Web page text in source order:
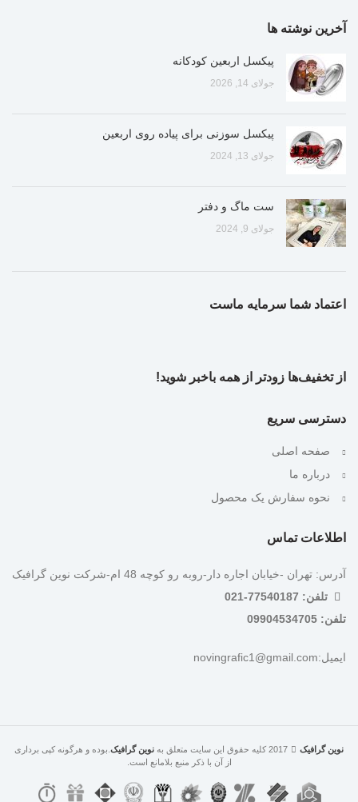
آخرین نوشته ها
پیکسل اربعین کودکانه
جولای 14, 2026
پیکسل سوزنی برای پیاده روی اربعین
جولای 13, 2024
ست ماگ و دفتر
جولای 9, 2024
اعتماد شما سرمایه ماست
از تخفیف‌ها زودتر از همه باخبر شوید!
دسترسی سریع
صفحه اصلی
درباره ما
نحوه سفارش یک محصول
اطلاعات تماس
آدرس: تهران -خیابان اجاره دار-روبه رو کوچه 48 ام-شرکت نوین گرافیک
تلفن: 77540187-021
تلفن: 09904534705
ایمیل:novingrafic1@gmail.com
نوین گرافیک نوین گرافیک .بوده و هرگونه کپی برداری
از آن با ذکر منبع بلامانع است.